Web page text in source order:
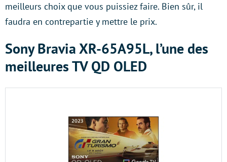
meilleurs choix que vous puissiez faire. Bien sûr, il
faudra en contrepartie y mettre le prix.
Sony Bravia XR-65A95L, l’une des
meilleures TV QD OLED